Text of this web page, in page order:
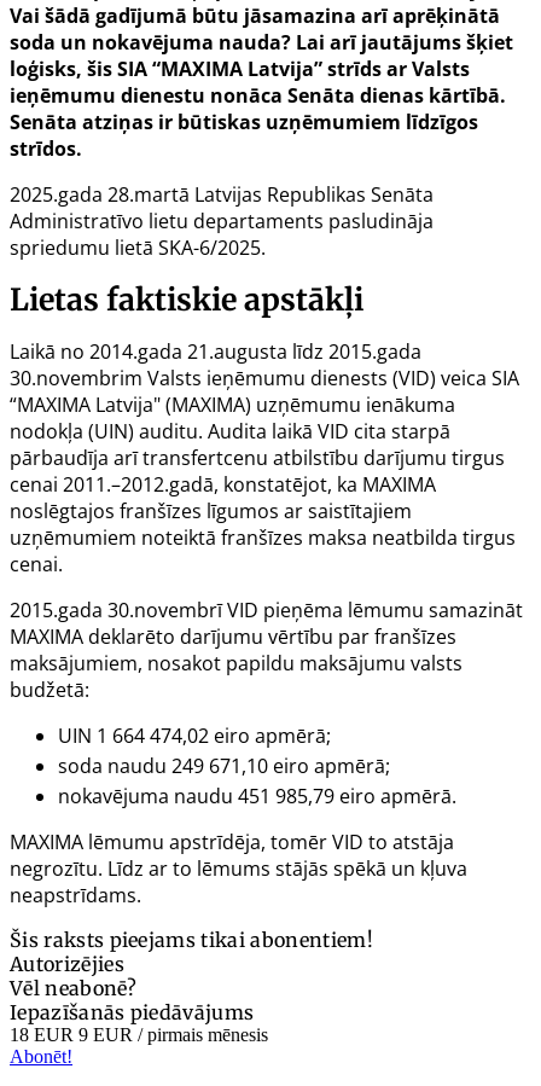
Vai šādā gadījumā būtu jāsamazina arī aprēķinātā
soda un nokavējuma nauda? Lai arī jautājums šķiet
loģisks, šis SIA “MAXIMA Latvija” strīds ar Valsts
ieņēmumu dienestu nonāca Senāta dienas kārtībā.
Senāta atziņas ir būtiskas uzņēmumiem līdzīgos
strīdos.
2025.gada 28.martā Latvijas Republikas Senāta
Administratīvo lietu departaments pasludināja
spriedumu lietā SKA-6/2025.
Lietas faktiskie apstākļi
Laikā no 2014.gada 21.augusta līdz 2015.gada
30.novembrim Valsts ieņēmumu dienests (VID) veica SIA
“MAXIMA Latvija" (MAXIMA) uzņēmumu ienākuma
nodokļa (UIN) auditu. Audita laikā VID cita starpā
pārbaudīja arī transfertcenu atbilstību darījumu tirgus
cenai 2011.–2012.gadā, konstatējot, ka MAXIMA
noslēgtajos franšīzes līgumos ar saistītajiem
uzņēmumiem noteiktā franšīzes maksa neatbilda tirgus
cenai.
2015.gada 30.novembrī VID pieņēma lēmumu samazināt
MAXIMA deklarēto darījumu vērtību par franšīzes
maksājumiem, nosakot papildu maksājumu valsts
budžetā:
UIN 1 664 474,02 eiro apmērā;
soda naudu 249 671,10 eiro apmērā;
nokavējuma naudu 451 985,79 eiro apmērā.
MAXIMA lēmumu apstrīdēja, tomēr VID to atstāja
negrozītu. Līdz ar to lēmums stājās spēkā un kļuva
neapstrīdams.
Šis raksts pieejams tikai abonentiem!
Autorizējies
Vēl neabonē?
Iepazīšanās piedāvājums
18 EUR 9 EUR / pirmais mēnesis
Abonēt!